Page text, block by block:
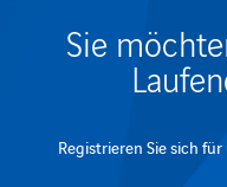
Sie
Registrieren Sie sich